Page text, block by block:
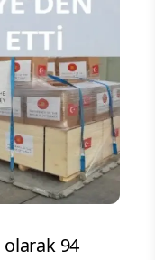
olarak 94